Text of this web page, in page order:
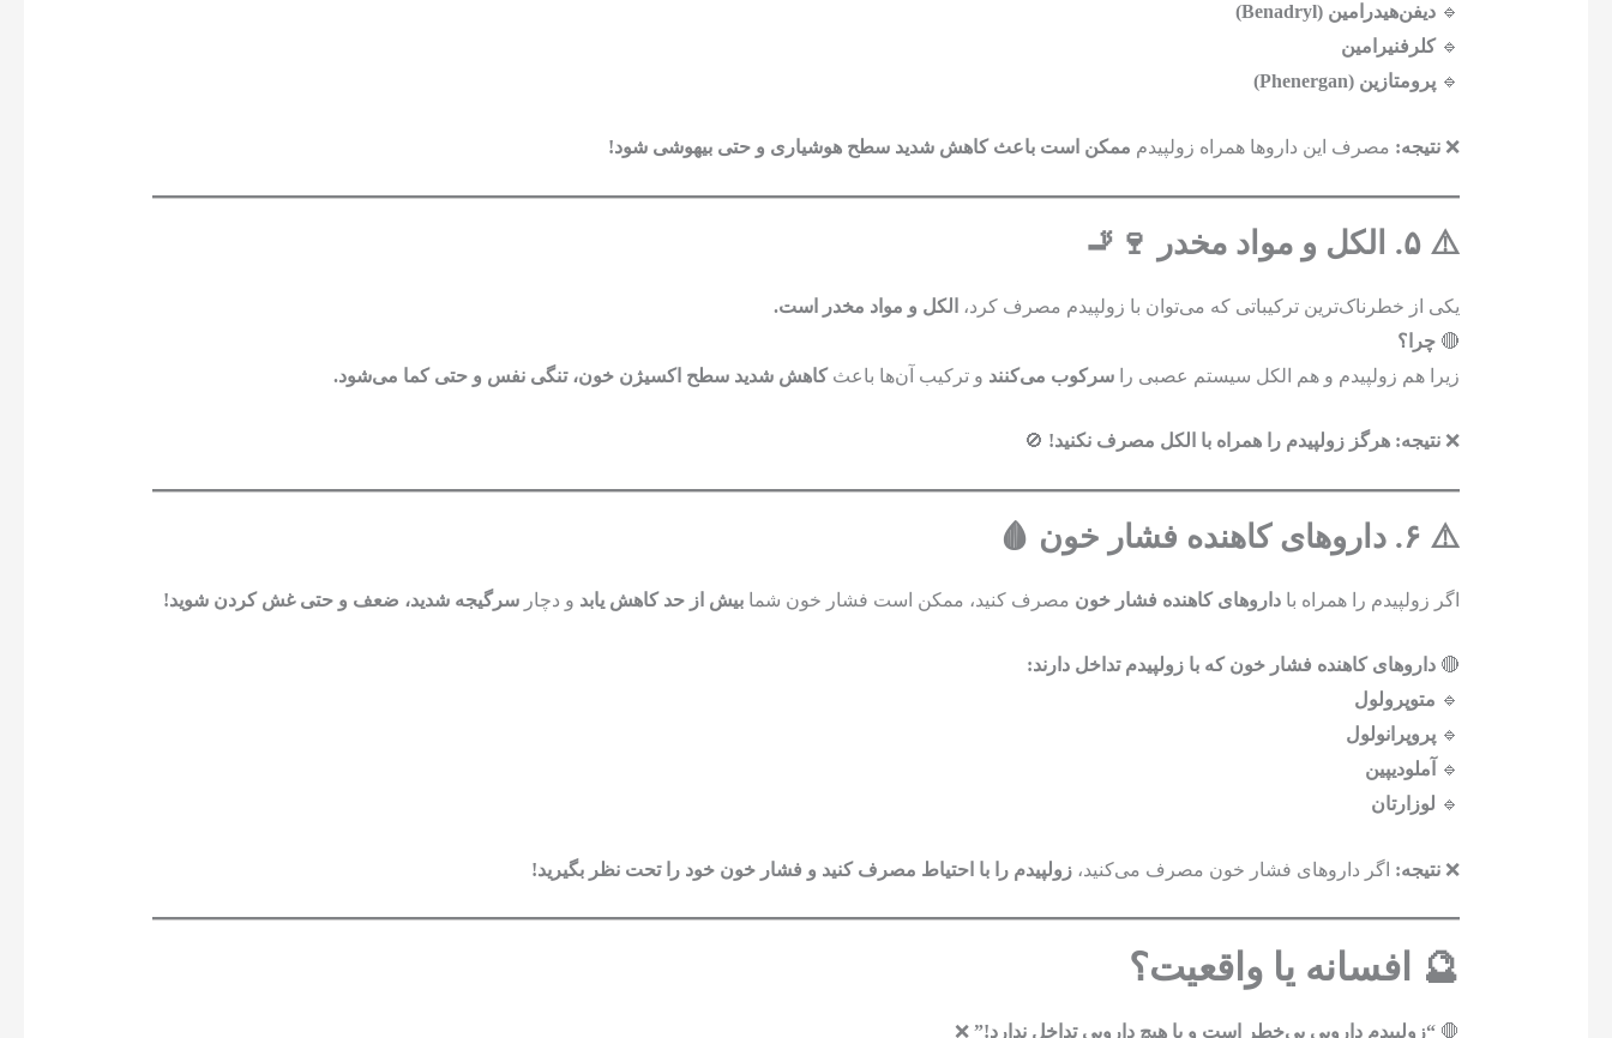
🔹 دیفن‌هیدرامین (Benadryl)
🔹کلرفنیرامین
🔹 پرومتازین (Phenergan)
❌ نتیجه: مصرف این داروها همراه زولپیدم ممکن است باعث کاهش شدید سطح هوشیاری و حتی بیهوشی شود!
⚠️ ۵. الکل و مواد مخدر 🍷🚬
یکی از خطرناک‌ترین ترکیباتی که می‌توان با زولپیدم مصرف کرد،
الکل و مواد مخدر است.
🔴 چرا؟
زیرا هم زولپیدم و هم الکل سیستم عصبی را سرکوب می‌کنند و ترکیب آن‌ها باعثکاهش شدید سطح اکسیژن خون، تنگی نفس و حتی کما می‌شود.
❌ نتیجه: هرگز زولپیدم را همراه با الکل مصرف نکنید! 🚫
⚠️ ۶. داروهای کاهنده فشار خون 🩸
اگر زولپیدم را همراه با داروهای کاهنده فشار خون مصرف کنید، ممکن است فشار خون شما بیش از حد کاهش یابد و دچار سرگیجه شدید، ضعف و حتی غش کردن شوید!
🔴 داروهای کاهنده فشار خون که با زولپیدم تداخل دارند:
🔹 متوپرولول
🔹 پروپرانولول
🔹
آملودیپین
🔹 لوزارتان
❌ نتیجه: اگر داروهای فشار خون مصرف می‌کنید، زولپیدم را با احتیاط مصرف کنید و فشار خون خود را تحت نظر بگیرید!
🔮 افسانه یا واقعیت؟
🛑 “زولپیدم دارویی بی‌خطر است و با هیچ دارویی تداخل ندارد!”❌